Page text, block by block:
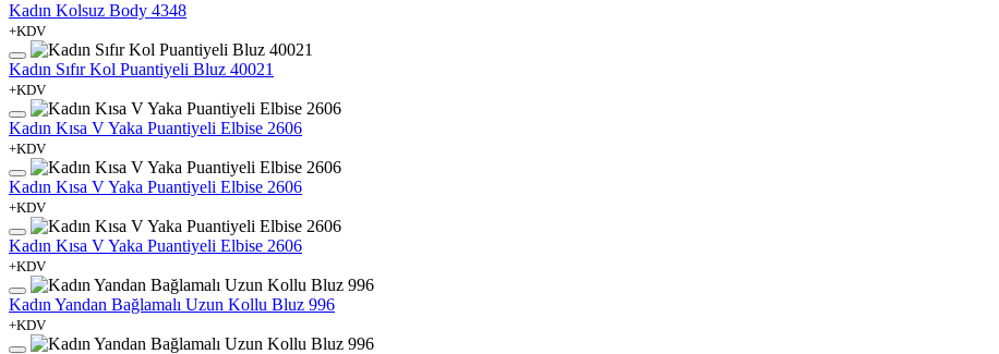
Kadın Kolsuz Body 4348
+KDV
Kadın Sıfır Kol Puantiyeli Bluz 40021
+KDV
Kadın Kısa V Yaka Puantiyeli Elbise 2606
+KDV
Kadın Kısa V Yaka Puantiyeli Elbise 2606
+KDV
Kadın Kısa V Yaka Puantiyeli Elbise 2606
+KDV
Kadın Yandan Bağlamalı Uzun Kollu Bluz 996
+KDV